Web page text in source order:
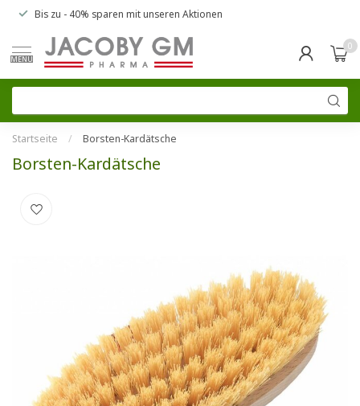
Bis zu - 40% sparen mit unseren Aktionen
MENU
0
Startseite / Borsten-Kardätsche
Borsten-Kardätsche